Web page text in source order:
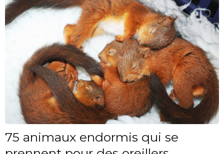
75 animaux endormis qui se